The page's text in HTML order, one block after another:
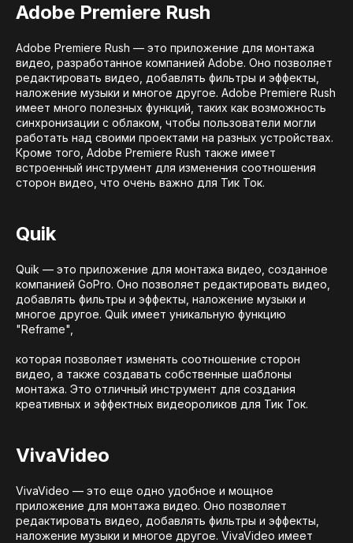
Adobe Premiere Rush
Adobe Premiere Rush — это приложение для монтажа
видео, разработанное компанией Adobe. Оно позволяет
редактировать видео, добавлять фильтры и эффекты,
наложение музыки и многое другое. Adobe Premiere Rush
имеет много полезных функций, таких как возможность
синхронизации с облаком, чтобы пользователи могли
работать над своими проектами на разных устройствах.
Кроме того, Adobe Premiere Rush также имеет
встроенный инструмент для изменения соотношения
сторон видео, что очень важно для Тик Ток.
Quik
Quik — это приложение для монтажа видео, созданное
компанией GoPro. Оно позволяет редактировать видео,
добавлять фильтры и эффекты, наложение музыки и
многое другое. Quik имеет уникальную функцию
"Reframe",
которая позволяет изменять соотношение сторон
видео, а также создавать собственные шаблоны
монтажа. Это отличный инструмент для создания
креативных и эффектных видеороликов для Тик Ток.
VivaVideo
VivaVideo — это еще одно удобное и мощное
приложение для монтажа видео. Оно позволяет
редактировать видео, добавлять фильтры и эффекты,
наложение музыки и многое другое. VivaVideo имеет